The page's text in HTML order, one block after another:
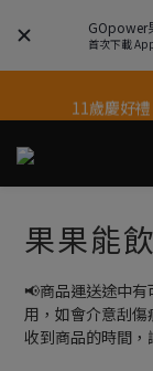
GOpower
首次下載
果果
結帳輸入
11歲慶好
果果
果果能
📢商品運送途中
用，如會介意刮
收到商品的時間，